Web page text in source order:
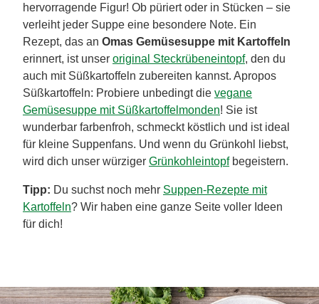
hervorragende Figur! Ob püriert oder in Stücken – sie
verleiht jeder Suppe eine besondere Note. Ein
Rezept, das an Omas Gemüsesuppe mit Kartoffeln
erinnert, ist unser original Steckrübeneintopf, den du
auch mit Süßkartoffeln zubereiten kannst. Apropos
Süßkartoffeln: Probiere unbedingt die vegane
Gemüsesuppe mit Süßkartoffelmonden! Sie ist
wunderbar farbenfroh, schmeckt köstlich und ist ideal
für kleine Suppenfans. Und wenn du Grünkohl liebst,
wird dich unser würziger Grünkohleintopfbegeistern.
Tipp: Du suchst noch mehr Suppen-Rezepte mit
Kartoffeln? Wir haben eine ganze Seite voller Ideen
für dich!